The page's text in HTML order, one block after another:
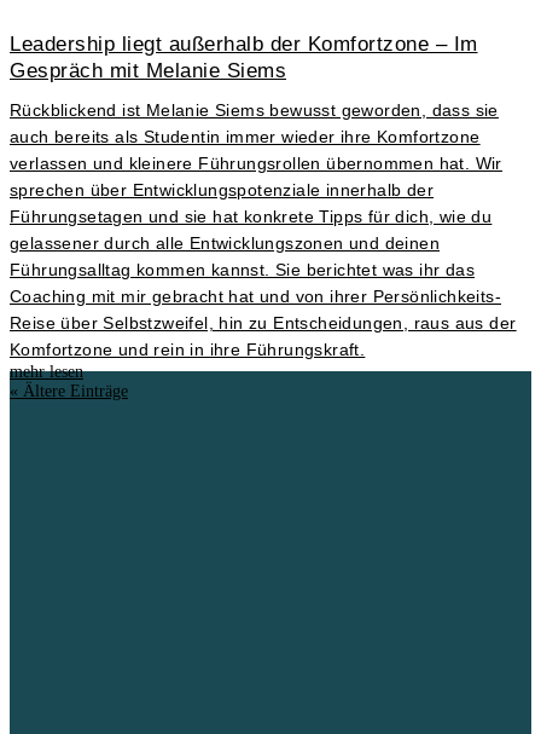
Leadership liegt außerhalb der Komfortzone – Im
Gespräch mit Melanie Siems
Rückblickend ist Melanie Siems bewusst geworden, dass sie
auch bereits als Studentin immer wieder ihre Komfortzone
verlassen und kleinere Führungsrollen übernommen hat. Wir
sprechen über Entwicklungspotenziale innerhalb der
Führungsetagen und sie hat konkrete Tipps für dich, wie du
gelassener durch alle Entwicklungszonen und deinen
Führungsalltag kommen kannst. Sie berichtet was ihr das
Coaching mit mir gebracht hat und von ihrer Persönlichkeits-
Reise über Selbstzweifel, hin zu Entscheidungen, raus aus der
Komfortzone und rein in ihre Führungskraft.
mehr lesen
« Ältere Einträge